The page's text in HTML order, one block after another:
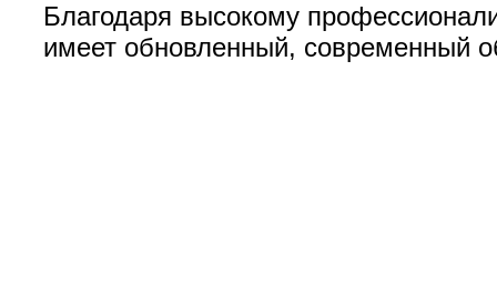
Благодаря высокому
имеет обновленный, современный